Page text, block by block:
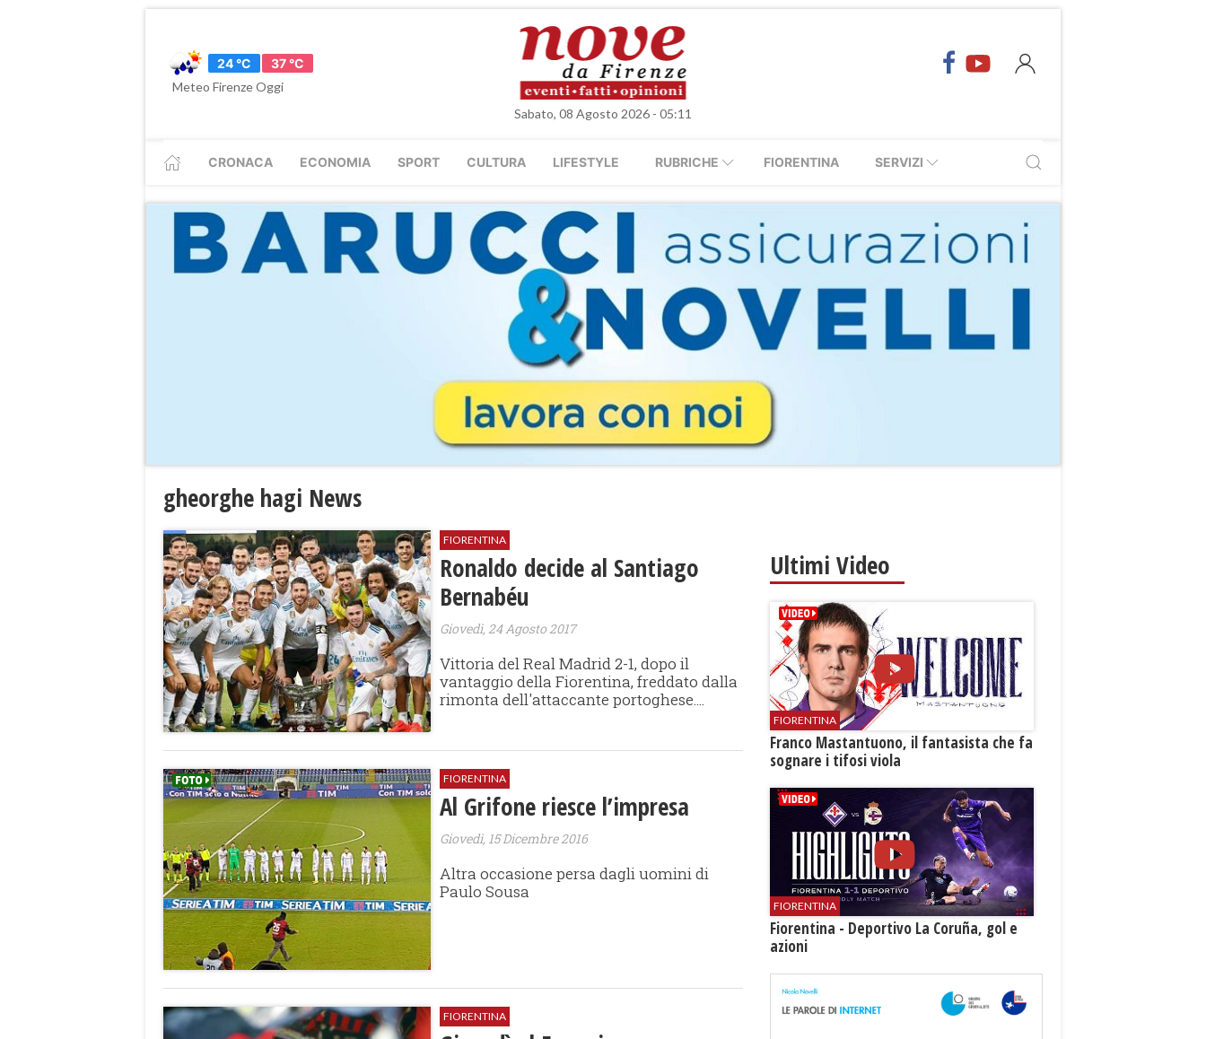
24 °C
37 °C
Meteo Firenze Oggi
Sabato, 08 Agosto 2026 - 05:11
CRONACA ECONOMIA SPORT CULTURA LIFESTYLE RUBRICHE FIORENTINA SERVIZI
gheorghe hagi News
FIORENTINA
Ronaldo decide al Santiago
Bernabéu
Giovedì, 24 Agosto 2017
Vittoria del Real Madrid 2-1, dopo il
vantaggio della Fiorentina, freddato dalla
rimonta dell'attaccante portoghese....
FIORENTINA
Al Grifone riesce l’impresa
Giovedì, 15 Dicembre 2016
Altra occasione persa dagli uomini di
Paulo Sousa
FIORENTINA
Ultimi Video
FIORENTINA
Franco Mastantuono, il fantasista che fa
sognare i tifosi viola
FIORENTINA
Fiorentina - Deportivo La Coruña, gol e
azioni